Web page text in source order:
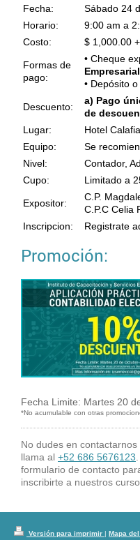
Fecha:
Sábado 24
Horario:
9:00 am a
Costo:
$ 1,000.00
Formas de
pago:
• Cheque
• Depósito
Descuento:
a) Pago
de
Lugar:
Hotel
Equipo:
Se
Nivel:
Contador,
Cupo:
Limitado a
Expositor:
C.P.
C.P.C Celia
Inscripcion:
Registrate
Promoción:
Fecha Limite: Martes 20
*No acumulable con otras
No dudes en
llama al +52 686 5676123
formulario de contacto
inscribirte a nuestros
Versión para imprimir | Mapa